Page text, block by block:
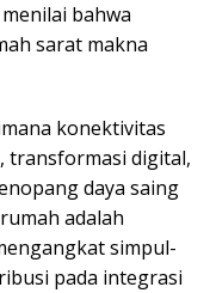
bahwa
sarat makna
konektivitas
transformasi digital,
daya saing
adalah
simpul-
pada integrasi